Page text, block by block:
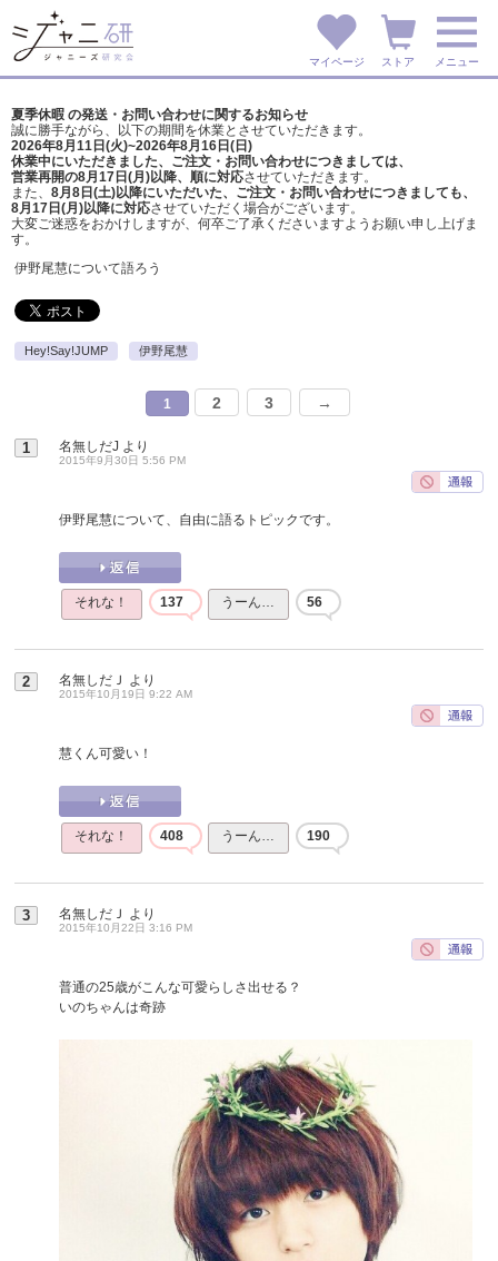
マイページ ストア メニュー
夏季休暇 の発送・お問い合わせに関するお知らせ
誠に勝手ながら、以下の期間を休業とさせていただきます。
2026年8月11日(火)~2026年8月16日(日)
休業中にいただきました、ご注文・お問い合わせにつきましては、
営業再開の8月17日(月)以降、順に対応させていただきます。
また、 8月8日(土)以降にいただいた、ご注文・ お問い合わせにつきましても、
8月17日(月)以降に対応させていただく場合がございます。
大変ご迷惑をおかけしますが、 何卒ご了承くださいますようお願い申し上げま
す。
伊野尾慧について語ろう
Hey!Say!JUMP 伊野尾慧
1 2 3 →
1 名無しだJ より
2015年9月30日 5:56 PM
伊野尾慧について、自由に語るトピックです。
それな！ 137 うーん… 56
2 名無しだＪ より
2015年10月19日 9:22 AM
慧くん可愛い！
それな！ 408 うーん… 190
3 名無しだＪ より
2015年10月22日 3:16 PM
普通の25歳がこんな可愛らしさ出せる？
いのちゃんは奇跡